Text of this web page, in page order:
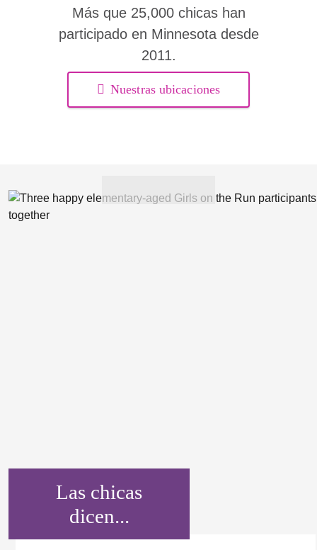
Más que 25,000 chicas han
participado en Minnesota desde
2011.
Nuestras ubicaciones
Las chicas
dicen...